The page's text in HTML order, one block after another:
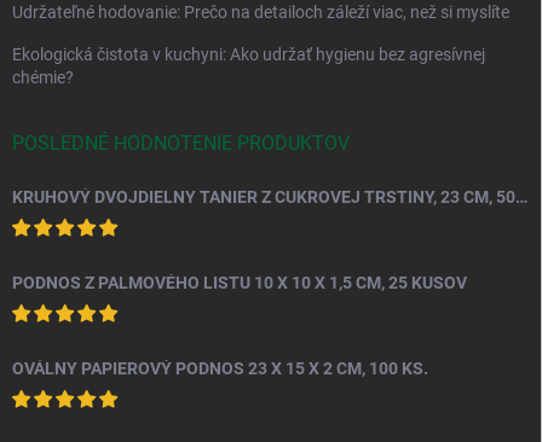
Udržateľné hodovanie: Prečo na detailoch záleží viac, než si myslíte
Ekologická čistota v kuchyni: Ako udržať hygienu bez agresívnej
chémie?
POSLEDNÉ HODNOTENIE PRODUKTOV
KRUHOVÝ DVOJDIELNY TANIER Z CUKROVEJ TRSTINY, 23 CM, 50 KS.
PODNOS Z PALMOVÉHO LISTU 10 X 10 X 1,5 CM, 25 KUSOV
OVÁLNY PAPIEROVÝ PODNOS 23 X 15 X 2 CM, 100 KS.